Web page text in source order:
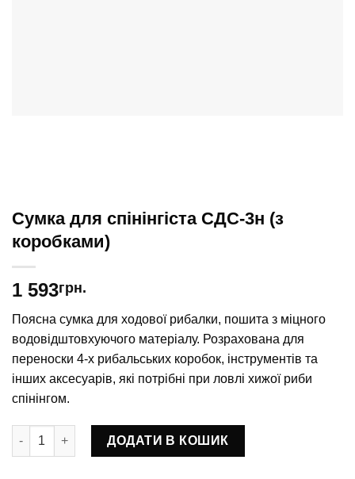
Сумка для спінінгіста СДС-3н (з
коробками)
1 593грн.
Поясна сумка для ходової рибалки, пошита з міцного
водовідштовхуючого матеріалу. Розрахована для
переноски 4-х рибальських коробок, інструментів та
інших аксесуарів, які потрібні при ловлі хижої риби
спінінгом.
Сумка для спінінгіста СДС-3н (з коробками) кількість
ДОДАТИ В КОШИК